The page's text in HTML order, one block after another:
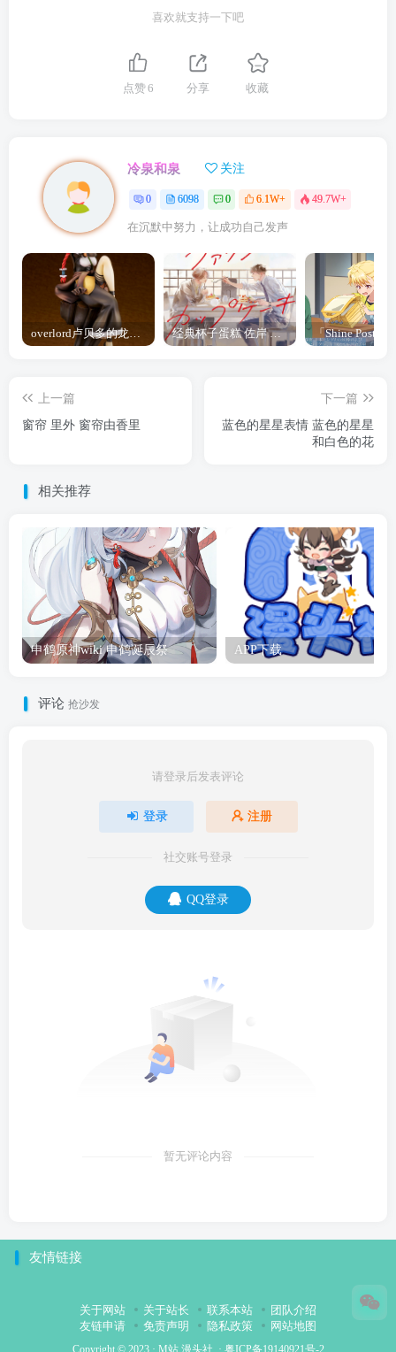
喜欢就支持一下吧
点赞6 分享 收藏
冷泉和泉 关注
0 6098 0 6.1W+ 49.7W+
在沉默中努力，让成功自己发声
overlord卢贝多的龙王谁厉害 「Overlord」露普斯蕾琪娜·贝塔手办开订 经典杯子蛋糕 佐岸 漫画「经典杯子蛋糕」宣布真人日剧化
上一篇
窗帘 里外 窗帘由香里
下一篇
蓝色的星星表情 蓝色的星星
和白色的花
相关推荐
申鹤原神wiki 申鹤诞辰祭 APP下载
评论 抢沙发
请登录后发表评论
登录 注册
社交账号登录
QQ登录
暂无评论内容
友情链接
关于网站 关于站长 联系本站
团队介绍
友链申请
免责声明 隐私政策 网站地图